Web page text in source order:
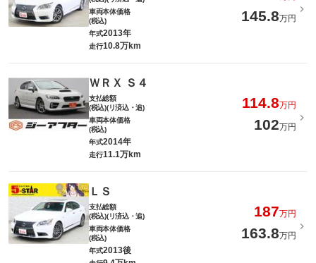
車両本体価格
(税込)
145.8万円
年式2013年
走行10.8万km
ＷＲＸ Ｓ４
支払総額
(税込)(リ済込・追)
114.8万円
車両本体価格
(税込)
102万円
年式2014年
走行11.1万km
ＬＳ
支払総額
(税込)(リ済込・追)
187万円
車両本体価格
(税込)
163.8万円
年式2013後